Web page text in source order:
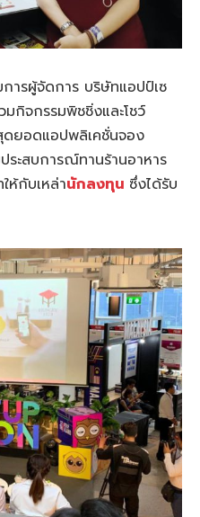
ารผู้จัดการ บริษัทแอปป์เซ
กิจกรรมพิชชิ่งและโชว์
ยอดแอปพลิเคชั่นจอง
ะสบการณ์ทานร้านอาหาร
ห้กับเหล่านักลงทุน ซึ่งได้รับ